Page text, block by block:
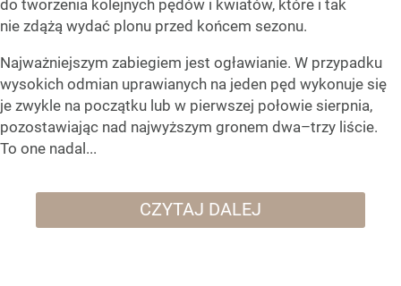
do tworzenia kolejnych pędów i kwiatów, które i tak
nie zdążą wydać plonu przed końcem sezonu.
Najważniejszym zabiegiem jest ogławianie. W przypadku
wysokich odmian uprawianych na jeden pęd wykonuje się
je zwykle na początku lub w pierwszej połowie sierpnia,
pozostawiając nad najwyższym gronem dwa–trzy liście.
To one nadal...
CZYTAJ DALEJ